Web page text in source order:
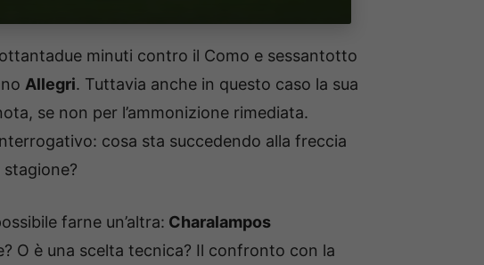
minuti contro il Como e sessantotto
Allegri. Tuttavia anche in questo caso la sua
se non per l’ammonizione rimediata.
cosa sta succedendo alla freccia
farne un’altra: Charalampos
O è una scelta tecnica? Il confronto con la